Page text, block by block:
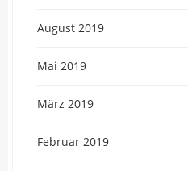
August 2019
Mai 2019
März 2019
Februar 2019